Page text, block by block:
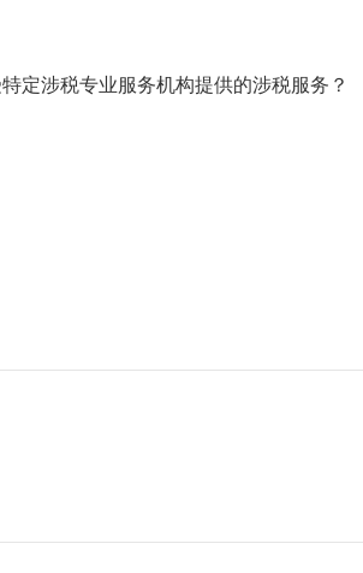
定涉税专业服务机构提供的涉税服务？